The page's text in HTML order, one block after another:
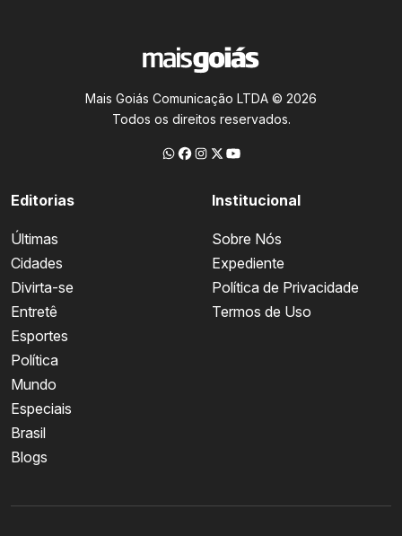
Mais Goiás Comunicação LTDA © 2026
Todos os direitos reservados.
Editorias
Últimas
Cidades
Divirta-se
Entretê
Esportes
Política
Mundo
Especiais
Brasil
Blogs
Institucional
Sobre Nós
Expediente
Política de Privacidade
Termos de Uso